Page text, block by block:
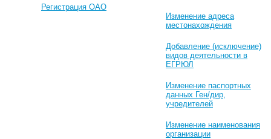
Регистрация ОАО
Изменение адреса
местонахождения
Добавление (исключение)
видов деятельности в
ЕГРЮЛ
Изменение паспортных
данных Ген/дир,
учредителей
Изменение наименования
организации